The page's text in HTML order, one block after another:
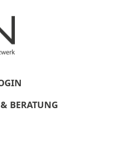
BERATUNG